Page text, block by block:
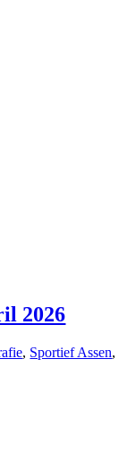
2026
, Sportief Assen,